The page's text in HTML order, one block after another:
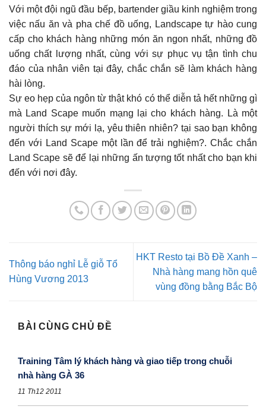
Với một đội ngũ đầu bếp, bartender giầu kinh nghiệm trong
việc nấu ăn và pha chế đồ uống, Landscape tự hào cung
cấp cho khách hàng những món ăn ngon nhất, những đồ
uống chất lượng nhất, cùng với sự phục vụ tận tình chu
đáo của nhân viên tại đây, chắc chắn sẽ làm khách hàng
hài lòng.
Sự eo hẹp của ngôn từ thật khó có thể diễn tả hết những gì
mà Land Scape muốn mạng lại cho khách hàng. Là một
người thích sự mới lạ, yêu thiên nhiên? tại sao bạn không
đến với Land Scape một lần để trải nghiệm?. Chắc chắn
Land Scape sẽ để lại những ấn tượng tốt nhất cho bạn khi
đến với nơi đây.
Thông báo nghỉ Lễ giỗ Tổ
Hùng Vương 2013
HKT Resto tại Bồ Đề Xanh –
Nhà hàng mang hồn quê
vùng đồng bằng Bắc Bộ
BÀI CÙNG CHỦ ĐỀ
Training Tâm lý khách hàng và giao tiếp trong chuỗi
nhà hàng GÀ 36
11 Th12 2011